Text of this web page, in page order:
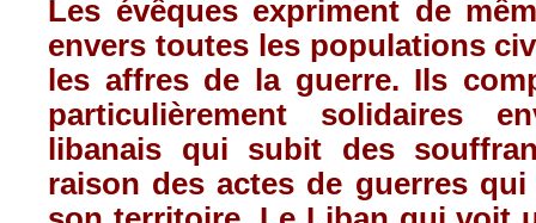
Les évêques expriment de
envers toutes les populations
les affres de la guerre. Ils
particulièrement solidaires
libanais qui subit des
raison des actes de guerres